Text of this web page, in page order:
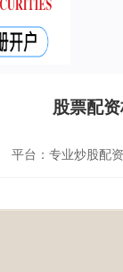
股票配
平台：专业炒股配资